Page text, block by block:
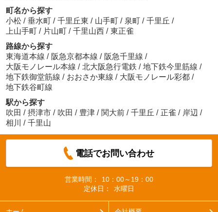
町名から探す
小松 / 垂水町 / 千里丘東 / 山手町 / 泉町 / 千里丘 /
上山手町 / 片山町 / 千里山西 / 東正雀
路線から探す
東海道本線 / 阪急京都本線 / 阪急千里線 /
大阪モノレール本線 / 北大阪急行電鉄 / 地下鉄今里筋線 /
地下鉄御堂筋線 / おおさか東線 / 大阪モノレール彩都 /
地下鉄谷町線
駅から探す
吹田 / 摂津市 / 吹田 / 豊津 / 関大前 / 千里丘 / 正雀 / 岸辺 /
相川
/ 千里山
電話でお問い合わせ
営業時間：
10：00～19：00
定休日：
水曜日